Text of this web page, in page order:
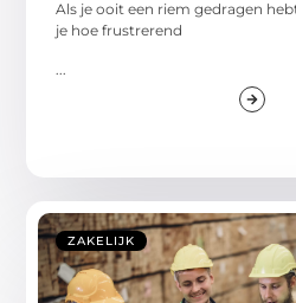
Als je ooit een riem gedragen
je hoe frustrerend
ZAKELIJK